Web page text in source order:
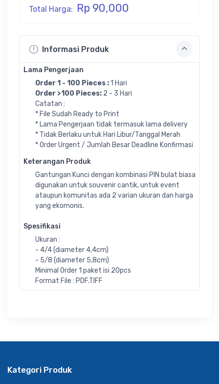
Informasi Produk
Lama Pengerjaan
Order 1 - 100 Pieces :1 Hari
Order >100 Pieces: 2 - 3 Hari
Catatan :
* File Sudah Ready to Print
* Lama Pengerjaan tidak termasuk lama delivery
* Tidak Berlaku untuk Hari Libur/Tanggal Merah
* Order Urgent / Jumlah Besar Deadline Konfirmasi
Keterangan Produk
Gantungan Kunci dengan kombinasi PIN bulat biasa
digunakan untuk souvenir cantik, untuk event
ataupun komunitas ada 2 varian ukuran dan harga
yang ekomonis.
Spesifikasi
Ukuran :
- 4/4 (diameter 4,4cm)
- 5/8 (diameter 5,8cm)
Minimal Order 1 paket isi 20pcs
Format File : PDF.TIFF
Total Harga: Rp 90,000
Kategori Produk